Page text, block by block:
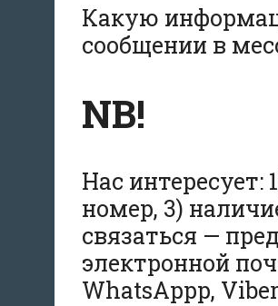
Какую
сообщении в
NB!
Нас
номер, 3)
связаться —
электронной
WhatsAppp,